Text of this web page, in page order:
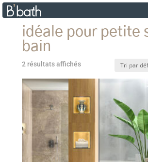
idéale pour petite
bain
2 résultats affichés